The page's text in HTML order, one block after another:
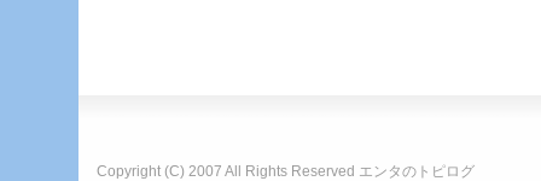
Copyright (C) 2007 All Rights Reserved エンタのトピログ